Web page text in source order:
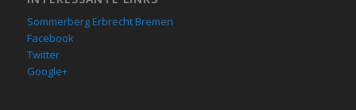
Sommerberg Erbrecht Bremen
Facebook
Twitter
Google+